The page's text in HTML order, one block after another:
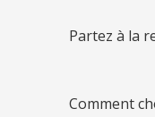
Partez à la
Comment